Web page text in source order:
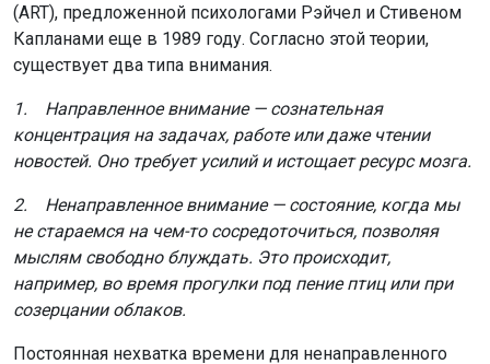
(ART), предложенной психологами Рэйчел и Стивеном
Капланами еще в 1989 году. Согласно этой теории,
существует два типа внимания.
1. Направленное внимание — сознательная
концентрация на задачах, работе или даже чтении
новостей. Оно требует усилий и истощает ресурс мозга.
2. Ненаправленное внимание — состояние, когда мы
не стараемся на чем-то сосредоточиться, позволяя
мыслям свободно блуждать. Это происходит,
например, во время прогулки под пение птиц или при
созерцании облаков.
Постоянная нехватка времени для ненаправленного